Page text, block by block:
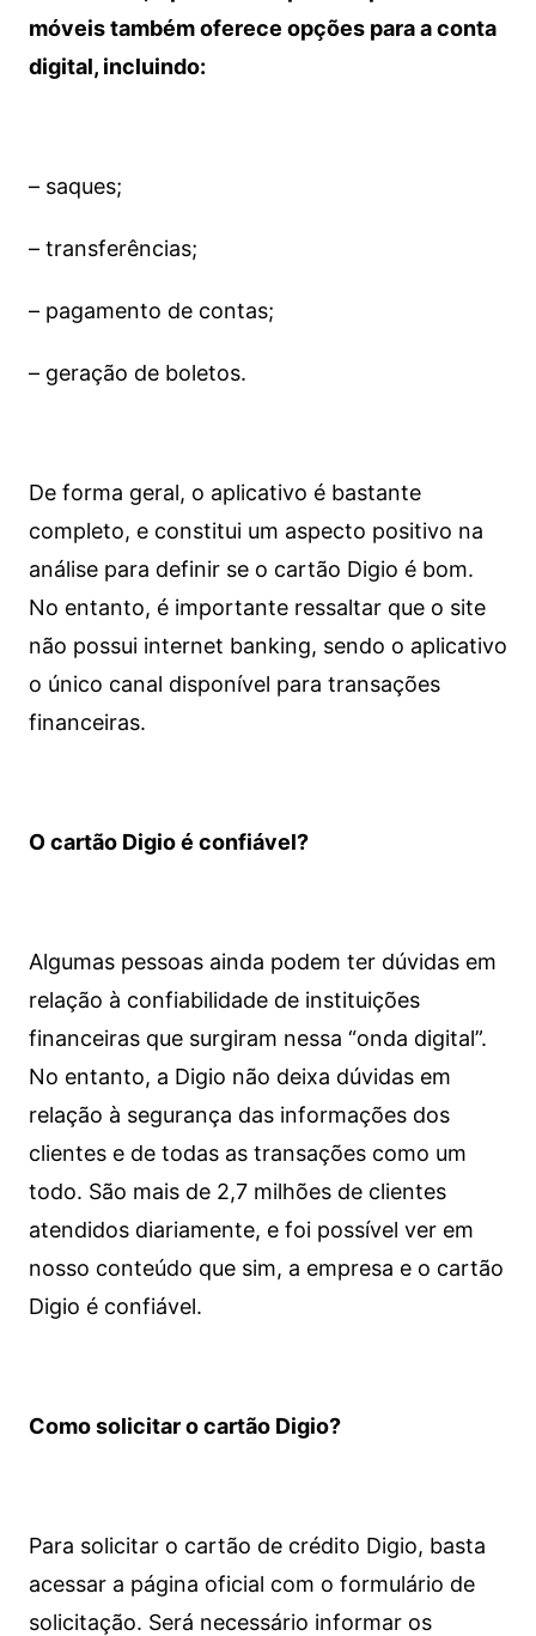
móveis também oferece opções para a conta
digital, incluindo:
– saques;
– transferências;
– pagamento de contas;
– geração de boletos.
De forma geral, o aplicativo é bastante
completo, e constitui um aspecto positivo na
análise para definir se o cartão Digio é bom.
No entanto, é importante ressaltar que o site
não possui internet banking, sendo o aplicativo
o único canal disponível para transações
financeiras.
O cartão Digio é confiável?
Algumas pessoas ainda podem ter dúvidas em
relação à confiabilidade de instituições
financeiras que surgiram nessa “onda digital”.
No entanto, a Digio não deixa dúvidas em
relação à segurança das informações dos
clientes e de todas as transações como um
todo. São mais de 2,7 milhões de clientes
atendidos diariamente, e foi possível ver em
nosso conteúdo que sim, a empresa e o cartão
Digio é confiável.
Como solicitar o cartão Digio?
Para solicitar o cartão de crédito Digio, basta
acessar a página oficial com o formulário de
solicitação. Será necessário informar os